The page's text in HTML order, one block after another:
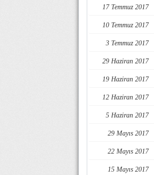
17 Temmuz 2017
10 Temmuz 2017
3 Temmuz 2017
29 Haziran 2017
19 Haziran 2017
12 Haziran 2017
5 Haziran 2017
29 Mayıs 2017
22 Mayıs 2017
15 Mayıs 2017